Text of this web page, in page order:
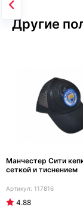
Другие
Манчестер Сити
сеткой и тиснением
117816
4.88